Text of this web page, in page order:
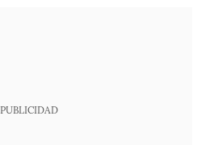
PUBLICIDAD